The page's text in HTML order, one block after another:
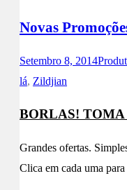
Novas
Setembro 8, 2014
lá, Zildjian
BORLAS!
Grandes ofertas.
Clica em cada uma para